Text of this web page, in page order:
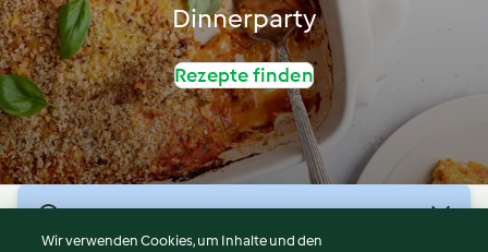
Dinnerparty
Rezepte finden
Wir verwenden Cookies, um Inhalte und den